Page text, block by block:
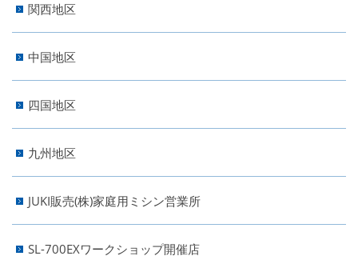
関西地区
中国地区
四国地区
九州地区
JUKI販売(株)家庭用ミシン営業所
SL-700EXワークショップ開催店